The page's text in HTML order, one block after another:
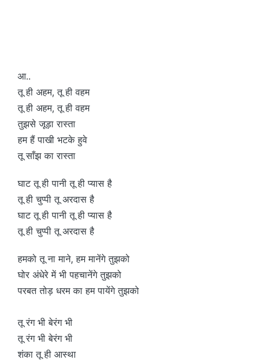
आ..
तू ही अहम, तू ही वहम
तू ही अहम, तू ही वहम
तुझसे जूड़ा रास्ता
हम हैं पाखी भटके हुवे
तू साँझ का रास्ता
घाट तू ही पानी तू ही प्यास है
तू ही चुप्पी तू अरदास है
घाट तू ही पानी तू ही प्यास है
तू ही चुप्पी तू अरदास है
हमको तू ना माने, हम मानेंगे तुझको
घोर अंधेरे में भी पहचानेंगे तुझको
परबत तोड़ धरम का हम पायेंगे तुझको
तू रंग भी बेरंग भी
तू रंग भी बेरंग भी
शंका तू ही आस्था